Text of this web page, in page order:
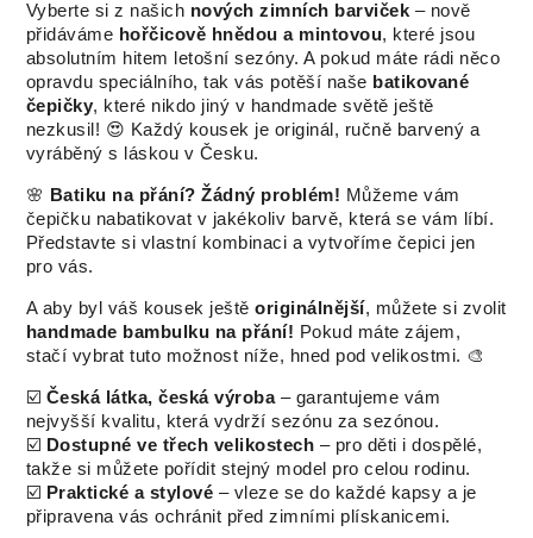
Vyberte si z našich nových zimních barviček – nově
přidáváme hořčicově hnědou a mintovou, které jsou
absolutním hitem letošní sezóny. A pokud máte rádi něco
opravdu speciálního, tak vás potěší naše batikované
čepičky, které nikdo jiný v handmade světě ještě
nezkusil! 😍 Každý kousek je originál, ručně barvený a
vyráběný s láskou v Česku.
🌸 Batiku na přání? Žádný problém! Můžeme vám
čepičku nabatikovat v jakékoliv barvě, která se vám líbí.
Představte si vlastní kombinaci a vytvoříme čepici jen
pro vás.
A aby byl váš kousek ještěoriginálnější, můžete si zvolit
handmade bambulku na přání! Pokud máte zájem,
stačí vybrat tuto možnost níže, hned pod velikostmi. 🎨
☑️ Česká látka, česká výroba– garantujeme vám
nejvyšší kvalitu, která vydrží sezónu za sezónou.
☑️ Dostupné ve třech velikostech – pro děti i dospělé,
takže si můžete pořídit stejný model pro celou rodinu.
☑️ Praktické a stylové – vleze se do každé kapsy a je
připravena vás ochránit před zimními plískanicemi.